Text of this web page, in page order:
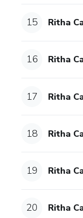
15 Ritha
16 Ritha
17 Ritha
18 Ritha
19 Ritha
20 Ritha